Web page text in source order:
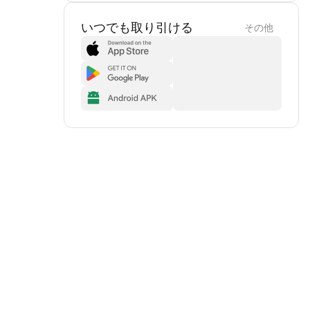
いつでも取り引ける その他